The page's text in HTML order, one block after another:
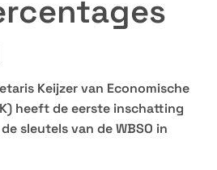
Keijzer van Economische
heeft de eerste inschatting
sleutels van de WBSO in